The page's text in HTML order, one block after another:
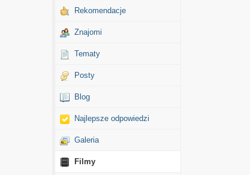
Rekomendacje
Znajomi
Tematy
Posty
Blog
Najlepsze odpowiedzi
Galeria
Filmy